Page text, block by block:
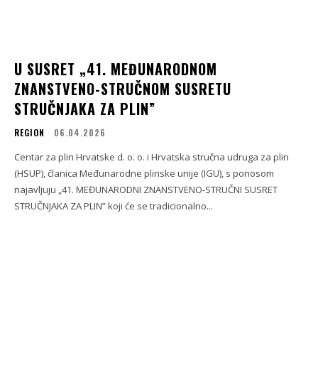
U SUSRET „41. MEĐUNARODNOM
ZNANSTVENO-STRUČNOM SUSRETU
STRUČNJAKA ZA PLIN”
REGION 06.04.2026
Centar za plin Hrvatske d. o. o. i Hrvatska stručna udruga za plin
(HSUP), članica Međunarodne plinske unije (IGU), s ponosom
najavljuju „41. MEĐUNARODNI ZNANSTVENO-STRUČNI SUSRET
STRUČNJAKA ZA PLIN” koji će se tradicionalno...